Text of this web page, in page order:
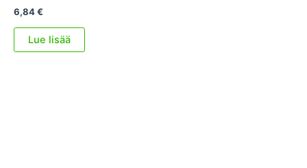
6,84€
Lue lisää